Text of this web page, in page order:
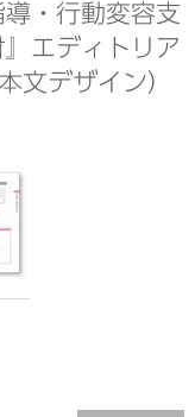
導・行動変容支
エディトリア
文デザイン）